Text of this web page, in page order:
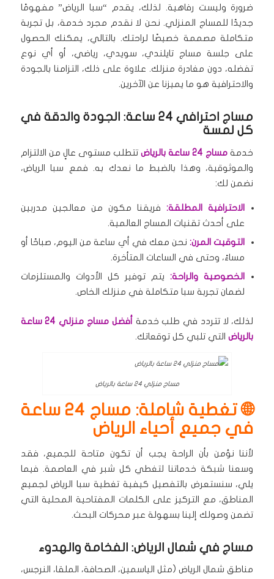
ضرورة وليست رفاهية. لذلك، يقدم “سبا الرياض” مفهومًا
جديدًا للمساج المنزلي. نحن لا نقدم مجرد خدمة، بل تجربة
متكاملة مصممة خصيصًا لراحتك. بالتالي، يمكنك الحصول
على جلسة مساج تايلندي، سويدي، رياضي، أو أي نوع
تفضله، دون مغادرة منزلك. علاوة على ذلك، التزامنا بالجودة
والاحترافية هو ما يميزنا عن الآخرين.
مساج احترافي 24 ساعة: الجودة والدقة في
كل لمسة
خدمة مساج 24 ساعة بالرياض
تتطلب مستوى عالٍ من الالتزام
والموثوقية، وهذا بالضبط ما نعدك به. فمع سبا الرياض،
نضمن لك:
الاحترافية المطلقة:فريقنا مكون من معالجين مدربين
على أحدث تقنيات المساج العالمية.
التوقيت المرن:نحن معك في أي ساعة من اليوم، صباحًا أو
مساءً، وحتى في الساعات المتأخرة.
الخصوصية والراحة:يتم توفير كل الأدوات والمستلزمات
لضمان تجربة سبا متكاملة في منزلك الخاص.
لذلك، لا تتردد في طلب خدمة
أفضل مساج منزلي 24 ساعة
بالرياضالتي تلبي كل توقعاتك.
مساج منزلي 24 ساعة بالرياض
🌐 تغطية شاملة: مساج 24 ساعة
في جميع أحياء الرياض
لأننا نؤمن بأن الراحة يجب أن تكون متاحة للجميع، فقد
وسعنا شبكة خدماتنا لتغطي كل شبر في العاصمة. فيما
يلي، سنستعرض بالتفصيل كيفية تغطية سبا الرياض لجميع
المناطق، مع التركيز على الكلمات المفتاحية المحلية التي
تضمن وصولك إلينا بسهولة عبر محركات البحث.
مساج في شمال الرياض: الفخامة والهدوء
مناطق شمال الرياض (مثل الياسمين، الصحافة، الملقا، النرجس،